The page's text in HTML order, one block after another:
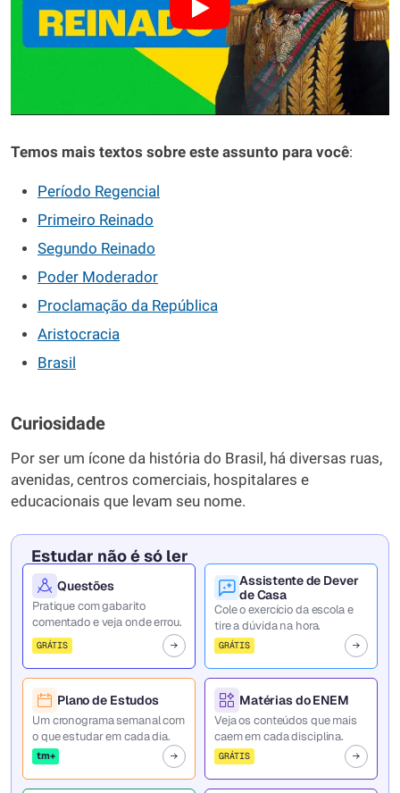
Temos mais textos sobre este assunto para você:
Período Regencial
Primeiro Reinado
Segundo Reinado
Poder Moderador
Proclamação da República
Aristocracia
Brasil
Curiosidade
Por ser um ícone da história do Brasil, há diversas ruas,
avenidas, centros comerciais, hospitalares e
educacionais que levam seu nome.
Estudar não é só ler
Questões
Pratique com gabarito
comentado e veja onde errou.
GRÁTIS
Assistente de Dever
de Casa
Cole o exercício da escola e
tire a dúvida na hora.
GRÁTIS
Plano de Estudos
Um cronograma semanal com
o que estudar em cada dia.
tm+
Matérias do ENEM
Veja os conteúdos que mais
caem em cada disciplina.
GRÁTIS